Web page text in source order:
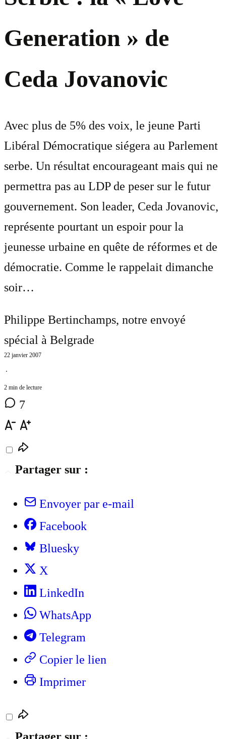
Generation » de
Ceda Jovanovic
Avec plus de 5% des voix, le jeune Parti
Libéral Démocratique siégera au Parlement
serbe. Un résultat encourageant mais qui ne
permettra pas au LDP de peser sur le futur
gouvernement. Son leader, Ceda Jovanovic,
représente pourtant un espoir pour la
jeunesse urbaine en quête de réformes et de
démocratie. Comme le rappelait dimanche
soir…
Philippe Bertinchamps, notre envoyé
spécial à Belgrade
22 janvier 2007
⋅
2 min de lecture
7
Partager sur :
Envoyer par e-mail
Facebook
Bluesky
X
LinkedIn
WhatsApp
Telegram
Copier le lien
Imprimer